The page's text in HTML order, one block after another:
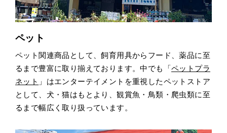
ペット
ペット関連商品として、飼育用具からフード、薬品に至
るまで豊富に取り揃えております。中でも「ペットプラ
ネット 」はエンターテイメントを重視したペットストア
として、犬・猫はもとより、観賞魚・鳥類・爬虫類に至
るまで幅広く取り扱っています。